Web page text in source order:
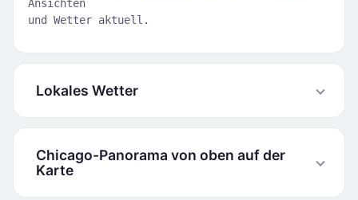
Ansichten
und Wetter aktuell.
Lokales Wetter
Chicago-Panorama von oben auf der
Karte